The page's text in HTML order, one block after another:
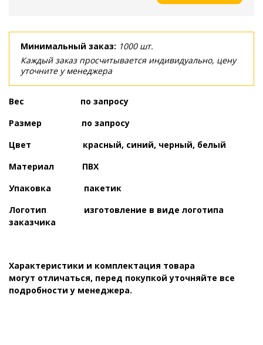
Минимальный заказ: 1000 шт.
Каждый заказ просчитывается индивидуально, цену
уточните у менеджера
Вес по запросу
Размер по запросу
Цвет красный, синий, черный, белый
Материал ПВХ
Упаковка пакетик
Логотип изготовление в виде логотипа
заказчика
Характеристики и комплектация товара
могут отличаться, перед покупкой уточняйте все
подробности у менеджера.